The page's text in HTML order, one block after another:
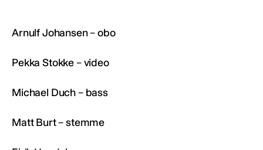
Arnulf Johansen – obo
Pekka Stokke – video
Michael Duch – bass
Matt Burt – stemme